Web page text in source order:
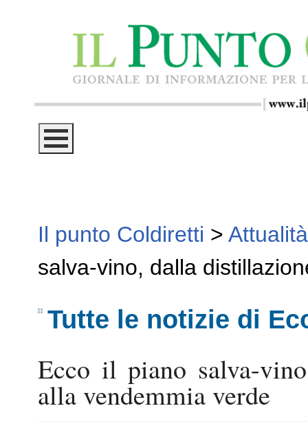
Il punto Coldiretti > Attualità
salva-vino, dalla
Tutte le notizie di
Ecco il piano salva-
alla vendemmia verde